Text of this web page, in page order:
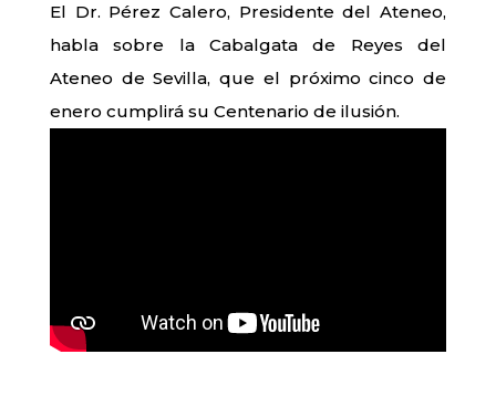
El Dr. Pérez Calero, Presidente del Ateneo,
habla sobre la Cabalgata de Reyes del
Ateneo de Sevilla, que el próximo cinco de
enero cumplirá su Centenario de ilusión.